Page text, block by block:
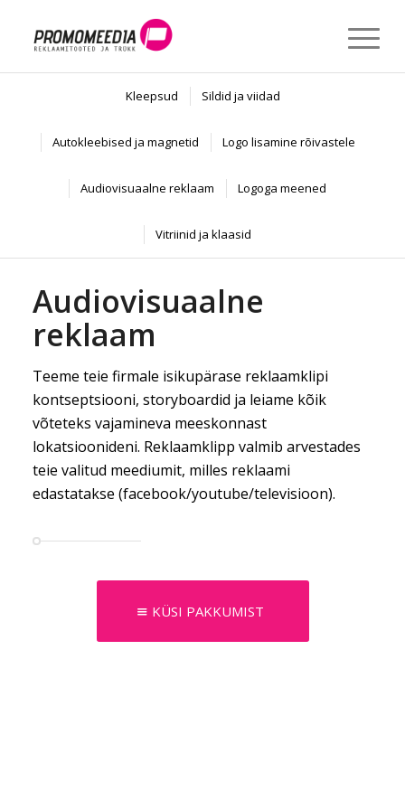
Kleepsud Sildid ja viidad
Autokleebised ja magnetid Logo lisamine rõivastele
Audiovisuaalne reklaam Logoga meened
Vitriinid ja klaasid
Audiovisuaalne
reklaam
Teeme teie firmale isikupärase reklaamklipi
kontseptsiooni, storyboardid ja leiame kõik
võteteks vajamineva meeskonnast
lokatsioonideni. Reklaamklipp valmib arvestades
teie valitud meediumit, milles reklaami
edastatakse (facebook/youtube/televisioon).
KÜSI PAKKUMIST